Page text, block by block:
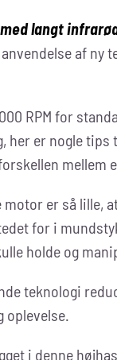
langt
af
RPM for
her er nogle tips
er så lille,
for i
holde og
teknologi
oplevelse.
i denne